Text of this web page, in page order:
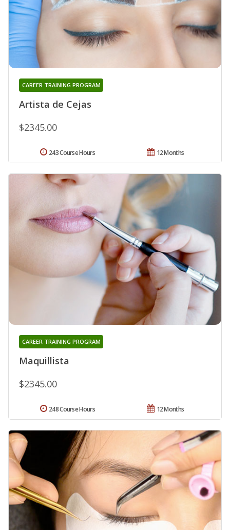
Artista de Cejas
CAREER TRAINING PROGRAM
$2345.00
12 Months
243 Course Hours
Maquillista
CAREER TRAINING PROGRAM
$2345.00
12 Months
248 Course Hours